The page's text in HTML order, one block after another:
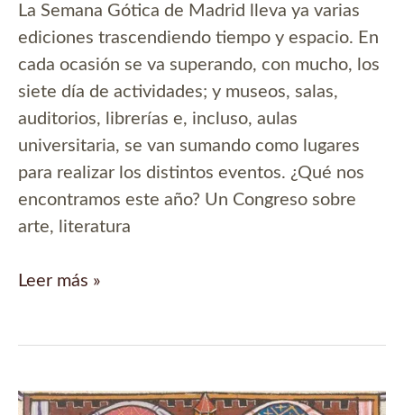
La Semana Gótica de Madrid lleva ya varias
ediciones trascendiendo tiempo y espacio. En
cada ocasión se va superando, con mucho, los
siete día de actividades; y museos, salas,
auditorios, librerías e, incluso, aulas
universitaria, se van sumando como lugares
para realizar los distintos eventos. ¿Qué nos
encontramos este año? Un Congreso sobre
arte, literatura
VIII
Madrid
Leer más »